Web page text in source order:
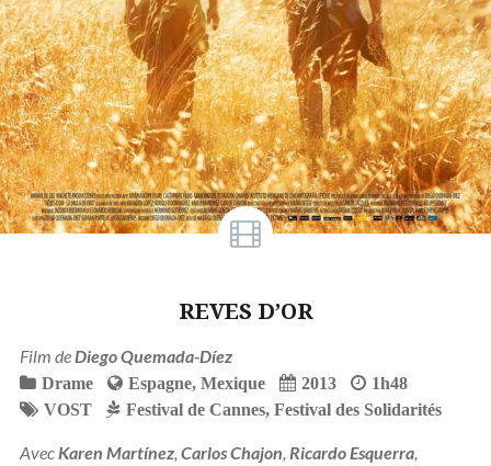
REVES D’OR
Film de Diego Quemada-Díez
Drame Espagne, Mexique 2013
1h48
VOST
Festival de Cannes, Festival des Solidarités
Avec Karen Martínez, Carlos Chajon Ricardo Esquerra,